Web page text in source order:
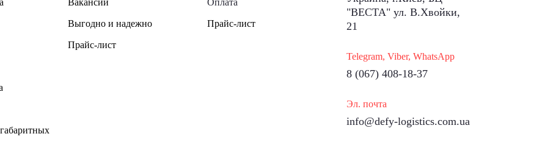
Вакансии
Выгодно и надежно
Прайс-лист
Оплата
Прайс-лист
"ВЕСТА" ул. В.Хвойки,
21
Telegram, Viber, WhatsApp
8 (067) 408-18-37
Эл. почта
info@defy-logistics.com.ua